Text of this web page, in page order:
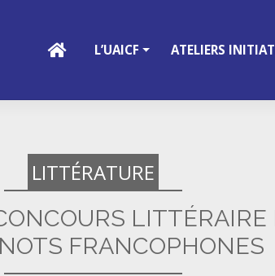
L’UAICF ATELIERS
LITTÉRATURE
LITTÉRAIRE
FRANCOPHONES